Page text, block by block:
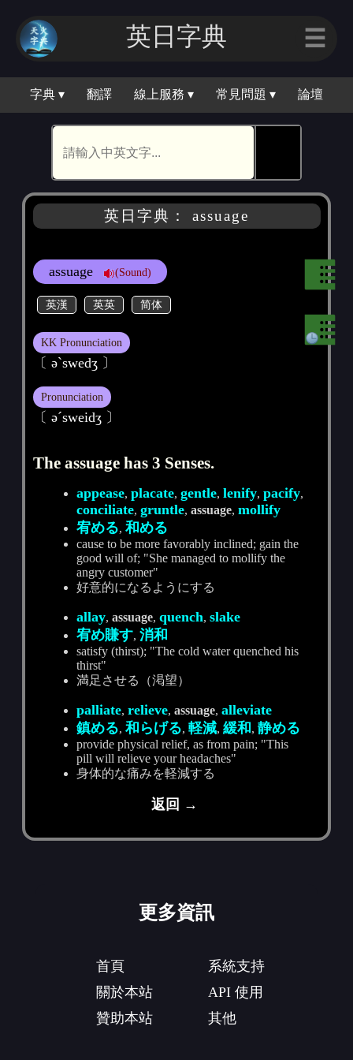
英日字典 ☰
字典 ▾ 翻譯 線上服務 ▾ 常見問題 ▾ 論壇
英日字典： assuage
assuage (Sound)
英漢 英英 简体
KK Pronunciation
〔 әˋswedʒ 〕
Pronunciation
〔 әˊsweidʒ 〕
The assuage has 3 Senses.
appease,placate,gentle,lenify,pacify,
conciliate,gruntle,assuage,mollify
宥める,和める
cause to be more favorably inclined; gain the
good will of; "She managed to mollify the
angry customer"
好意的になるようにする
allay,assuage,quench,slake
宥め賺す,消和
satisfy (thirst); "The cold water quenched his
thirst"
満足させる（渇望）
palliate,relieve,assuage,alleviate
鎮める,和らげる,軽減,緩和,静める
provide physical relief, as from pain; "This
pill will relieve your headaches"
身体的な痛みを軽減する
返回 →
更多資訊
首頁
關於本站
贊助本站
系統支持
API 使用
其他